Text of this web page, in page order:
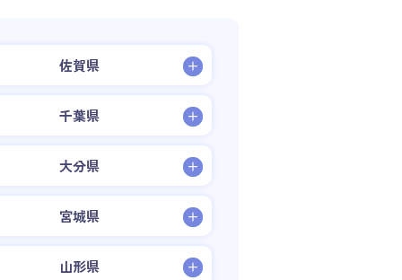
佐賀県
千葉県
大分県
宮城県
山形県